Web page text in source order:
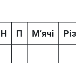
Н П М’ячі